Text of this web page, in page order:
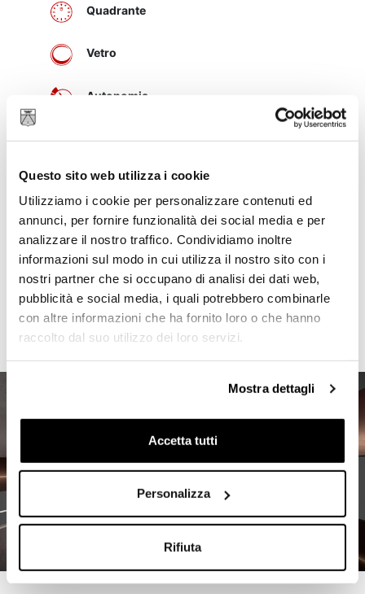
Questo sito web utilizza i cookie
Utilizziamo i cookie per personalizzare contenuti ed
annunci, per fornire funzionalità dei social media e per
analizzare il nostro traffico. Condividiamo inoltre
informazioni sul modo in cui utilizza il nostro sito con i
nostri partner che si occupano di analisi dei dati web,
pubblicità e social media, i quali potrebbero combinarle
con altre informazioni che ha fornito loro o che hanno
raccolto dal suo utilizzo dei loro servizi.
Mostra dettagli
Accetta tutti
Personalizza
Rifiuta
Quadrante
Vetro
Autonomia
Bracciale
Corona di carica